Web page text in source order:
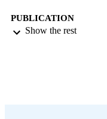
PUBLICATION
DETAILS
Show the rest